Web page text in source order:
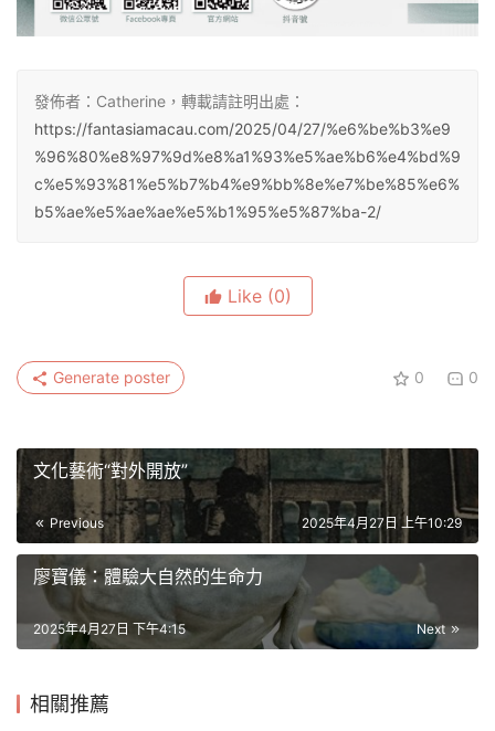
發佈者：Catherine，轉載請註明出處：
https://fantasiamacau.com/2025/04/27/%e6%be%b3%e9
%96%80%e8%97%9d%e8%a1%93%e5%ae%b6%e4%bd%9
c%e5%93%81%e5%b7%b4%e9%bb%8e%e7%be%85%e6%
b5%ae%e5%ae%ae%e5%b1%95%e5%87%ba-2/
Like (0)
0 0
Generate poster
文化藝術“對外開放”
Previous 2025年4月27日 上午10:29
廖寶儀：體驗大自然的生命力
Next
2025年4月27日 下午4:15
相關推薦